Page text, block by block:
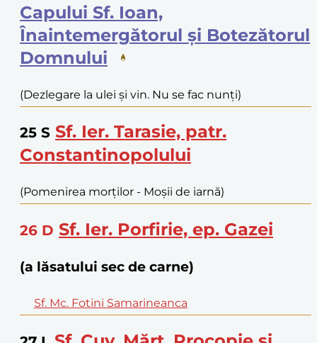
Capului Sf. Ioan,
Înaintemergătorul și Botezătorul
Domnului
(Dezlegare la ulei și vin. Nu se fac nunți)
25 S Sf. Ier. Tarasie, patr.
Constantinopolului
(Pomenirea morților - Moșii de iarnă)
26 D Sf. Ier. Porfirie, ep. Gazei
(a lăsatului sec de carne)
Sf. Mc. Fotini Samarineanca